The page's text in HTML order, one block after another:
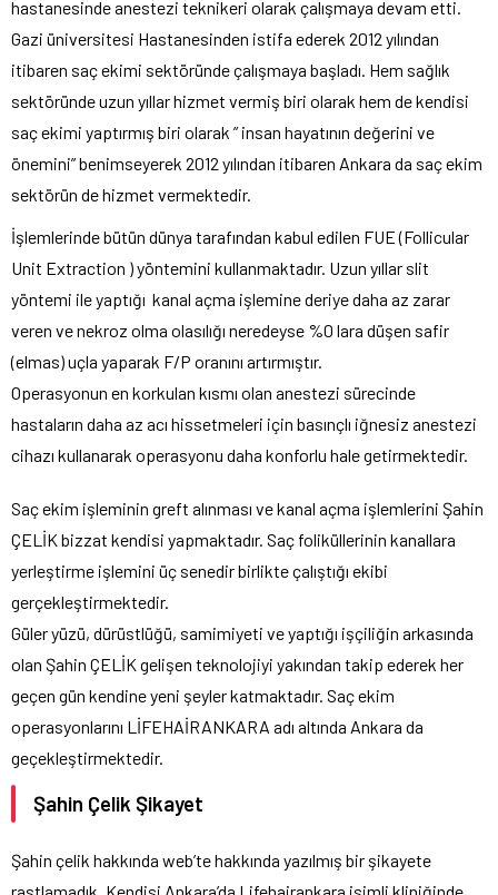
hastanesinde anestezi teknikeri olarak çalışmaya devam etti.
Gazi üniversitesi Hastanesinden istifa ederek 2012 yılından
itibaren saç ekimi sektöründe çalışmaya başladı. Hem sağlık
sektöründe uzun yıllar hizmet vermiş biri olarak hem de kendisi
saç ekimi yaptırmış biri olarak ” insan hayatının değerini ve
önemini” benimseyerek 2012 yılından itibaren Ankara da saç ekim
sektörün de hizmet vermektedir.
İşlemlerinde bütün dünya tarafından kabul edilen FUE (Follicular
Unit Extraction ) yöntemini kullanmaktadır. Uzun yıllar slit
yöntemi ile yaptığı kanal açma işlemine deriye daha az zarar
veren ve nekroz olma olasılığı neredeyse %0 lara düşen safir
(elmas) uçla yaparak F/P oranını artırmıştır.
Operasyonun en korkulan kısmı olan anestezi sürecinde
hastaların daha az acı hissetmeleri için basınçlı iğnesiz anestezi
cihazı kullanarak operasyonu daha konforlu hale getirmektedir.
Saç ekim işleminin greft alınması ve kanal açma işlemlerini Şahin
ÇELİK bizzat kendisi yapmaktadır. Saç foliküllerinin kanallara
yerleştirme işlemini üç senedir birlikte çalıştığı ekibi
gerçekleştirmektedir.
Güler yüzü, dürüstlüğü, samimiyeti ve yaptığı işçiliğin arkasında
olan Şahin ÇELİK gelişen teknolojiyi yakından takip ederek her
geçen gün kendine yeni şeyler katmaktadır. Saç ekim
operasyonlarını LİFEHAİRANKARA adı altında Ankara da
geçekleştirmektedir.
Şahin Çelik Şikayet
Şahin çelik hakkında web’te hakkında yazılmış bir şikayete